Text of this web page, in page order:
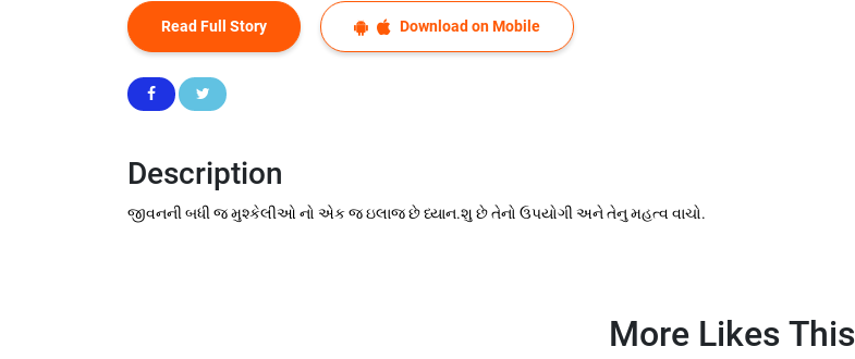
Read Full Story Download on Mobile
Description
જીવનની બધી જ મુશ્કેલીઓ નો એક જ ઇલાજ છે ધ્યાન.શુ છે તેનો ઉપયોગી અને તેનુ મહત્વ વાચો.
More Likes This